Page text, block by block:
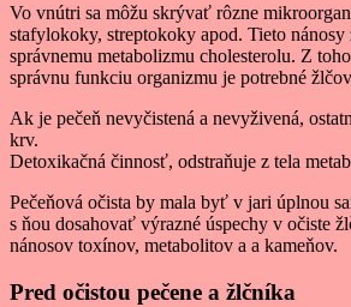
Vo vnútri sa môžu skrývať rôzne
stafylokoky, streptokoky apod. Tieto nánosy
správnemu metabolizmu cholesterolu. Z
správnu funkciu organizmu je potrebné
Ak je pečeň nevyčistená a nevyživená,
krv.
Detoxikačná činnosť, odstraňuje z tela
Pečeňová očista by mala byť v jari úplnou
s ňou dosahovať výrazné úspechy v očiste
nánosov toxínov, metabolitov a a kameňov.
Pred očistou pečene a žlčníka